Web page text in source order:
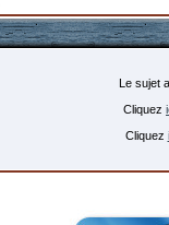
Le sujet
Cliquez
Cliquez